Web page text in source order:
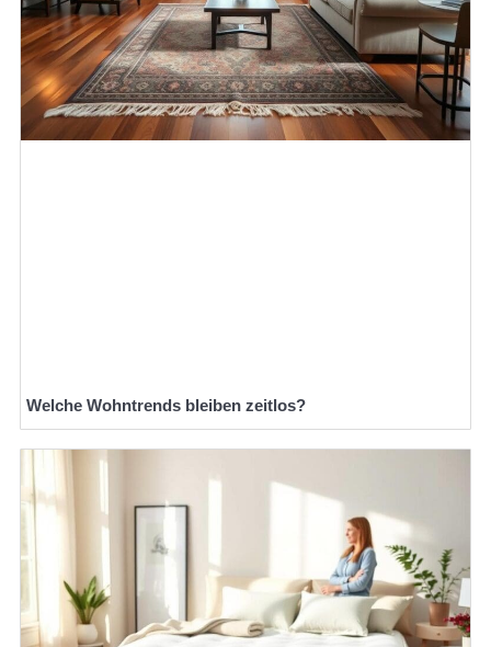
Welche Wohntrends bleiben zeitlos?